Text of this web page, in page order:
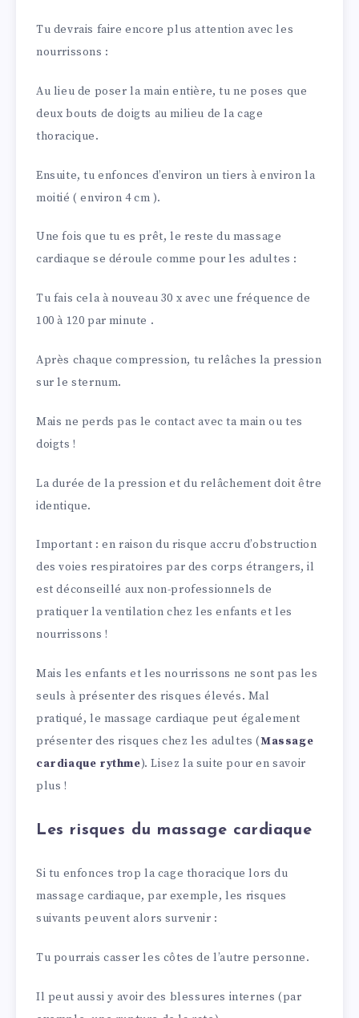
Tu devrais faire encore plus attention avec les
nourrissons :
Au lieu de poser la main entière, tu ne poses que
deux bouts de doigts au milieu de la cage
thoracique.
Ensuite, tu enfonces d’environ un tiers à environ la
moitié ( environ 4 cm ).
Une fois que tu es prêt, le reste du massage
cardiaque se déroule comme pour les adultes :
Tu fais cela à nouveau 30 x avec une fréquence de
100 à 120 par minute .
Après chaque compression, tu relâches la pression
sur le sternum.
Mais ne perds pas le contact avec ta main ou tes
doigts !
La durée de la pression et du relâchement doit être
identique.
Important : en raison du risque accru d’obstruction
des voies respiratoires par des corps étrangers, il
est déconseillé aux non-professionnels de
pratiquer la ventilation chez les enfants et les
nourrissons !
Mais les enfants et les nourrissons ne sont pas les
seuls à présenter des risques élevés. Mal
pratiqué, le massage cardiaque peut également
présenter des risques chez les adultes (Massage
cardiaque rythme). Lisez la suite pour en savoir
plus !
Les risques du massage cardiaque
Si tu enfonces trop la cage thoracique lors du
massage cardiaque, par exemple, les risques
suivants peuvent alors survenir :
Tu pourrais casser les côtes de l’autre personne.
Il peut aussi y avoir des blessures internes (par